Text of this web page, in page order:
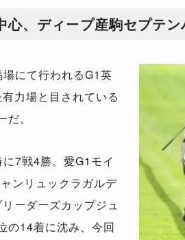
、ディープ産駒セプテ
にて行われるG1英
力場と目されている
。
7戦4勝。愛G1モイ
ンリュックラガルデ
ーダーズカップジュ
の14着に沈み、今回